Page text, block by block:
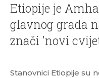
Etiopije je
glavnog grada
znači 'novi
Stanovnici Etiopije su